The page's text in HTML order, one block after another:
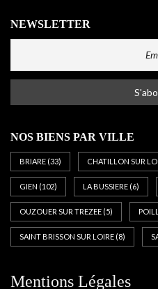
NEWSLETTER
NOS BIENS PAR VILLE
BRIARE (33) CHATILLON SUR
GIEN (102) LA BUSSIERE (6)
OUZOUER SUR TREZEE (5)
SAINT BRISSON SUR LOIRE (8)
Mentions Légales